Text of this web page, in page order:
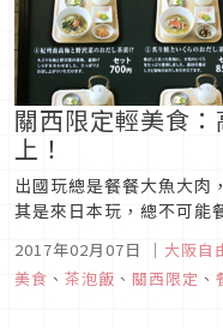
關西限定輕美食
上！
出國玩總是餐餐大魚大肉
其是來日本玩，總不可能
屋、松屋等平價牛丼店來
天要來分享的是有時會在
2017年02月07日 ｜ 大阪自
美食 、 茶泡飯 、 關西限定 、